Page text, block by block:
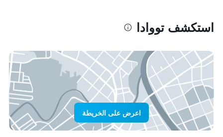
استكشف تووادا
اعرض على الخريطة